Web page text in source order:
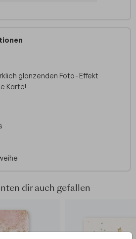
glänzenden Foto-Effekt
Karte!
dir auch gefallen